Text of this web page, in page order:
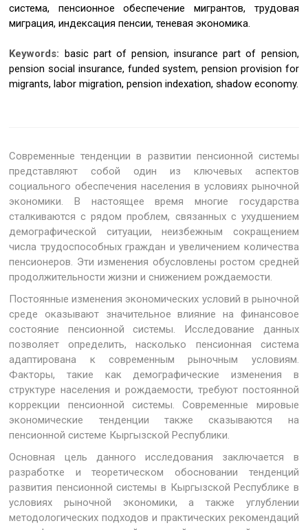
система, пенсионное обеспечение мигрантов, трудовая
миграция, индексация пенсии, теневая экономика.
Keywords: basic part of pension, insurance part of pension,
pension social insurance, funded system, pension provision for
migrants, labor migration, pension indexation, shadow economy.
Современные тенденции в развитии пенсионной системы
представляют собой один из ключевых аспектов
социального обеспечения населения в условиях рыночной
экономики. В настоящее время многие государства
сталкиваются с рядом проблем, связанных с ухудшением
демографической ситуации, неизбежным сокращением
числа трудоспособных граждан и увеличением количества
пенсионеров. Эти изменения обусловлены ростом средней
продолжительности жизни и снижением рождаемости.
Постоянные изменения экономических условий в рыночной
среде оказывают значительное влияние на финансовое
состояние пенсионной системы. Исследование данных
позволяет определить, насколько пенсионная система
адаптирована к современным рыночным условиям.
Факторы, такие как демографические изменения в
структуре населения и рождаемости, требуют постоянной
коррекции пенсионной системы. Современные мировые
экономические тенденции также сказываются на
пенсионной системе Кыргызской Республики.
Основная цель данного исследования заключается в
разработке и теоретическом обосновании тенденций
развития пенсионной системы в Кыргызской Республике в
условиях рыночной экономики, а также углублении
методологических подходов и практических рекомендаций